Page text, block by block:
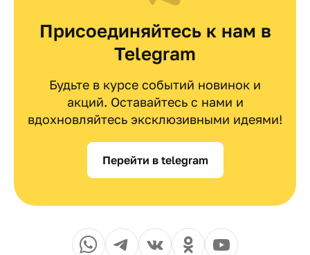
Присоединяйтесь к нам в
Telegram
Будьте в курсе событий новинок и
акций. Оставайтесь с нами и
вдохновляйтесь эксклюзивными идеями!
Перейти в telegram